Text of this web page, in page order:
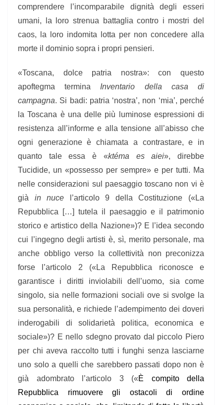
comprendere l’incomparabile dignità degli esseri
umani, la loro strenua battaglia contro i mostri del
caos, la loro indomita lotta per non concedere alla
morte il dominio sopra i propri pensieri.
«Toscana, dolce patria nostra»: con questo
apoftegma termina Inventario della casa di
campagna. Si badi: patria ‘nostra’, non ‘mia’, perché
la Toscana è una delle più luminose espressioni di
resistenza all’informe e alla tensione all’abisso che
ogni generazione è chiamata a contrastare, e in
quanto tale essa è «ktéma es aiei», direbbe
Tucidide, un «possesso per sempre» e per tutti. Ma
nelle considerazioni sul paesaggio toscano non vi è
già in nuce l’articolo 9 della Costituzione («La
Repubblica […] tutela il paesaggio e il patrimonio
storico e artistico della Nazione»)? E l’idea secondo
cui l’ingegno degli artisti è, sì, merito personale, ma
anche obbligo verso la collettività non preconizza
forse l’articolo 2 («La Repubblica riconosce e
garantisce i diritti inviolabili dell’uomo, sia come
singolo, sia nelle formazioni sociali ove si svolge la
sua personalità, e richiede l’adempimento dei doveri
inderogabili di solidarietà politica, economica e
sociale»)? E nello sdegno provato dal piccolo Piero
per chi aveva raccolto tutti i funghi senza lasciarne
uno solo a quelli che sarebbero passati dopo non è
già adombrato l’articolo 3 («È compito della
Repubblica rimuovere gli ostacoli di ordine